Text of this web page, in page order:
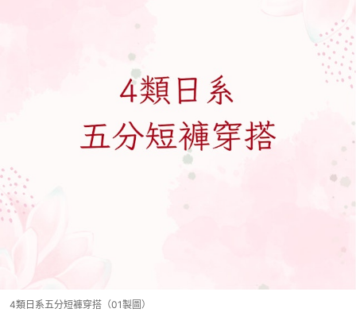
4類日系五分短褲穿搭（01製圖）